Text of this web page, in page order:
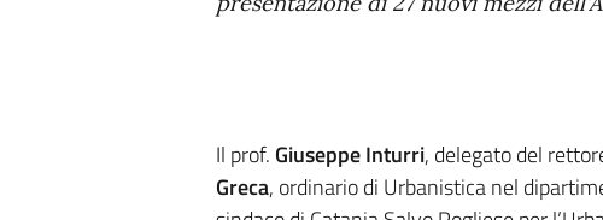
Il prof. GiuseppeInturri, delegato del
Greca, ordinario di Urbanistica nel